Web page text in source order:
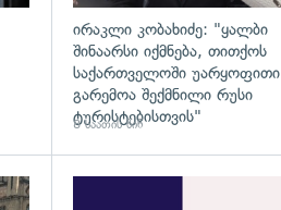
ირაკლი კობახიძე: "ყალბი
შინაარსი იქმნება, თითქოს
საქართველოში უარყოფითი
გარემოა შექმნილი რუსი
ტურისტებისთვის"
8 საათის წინ